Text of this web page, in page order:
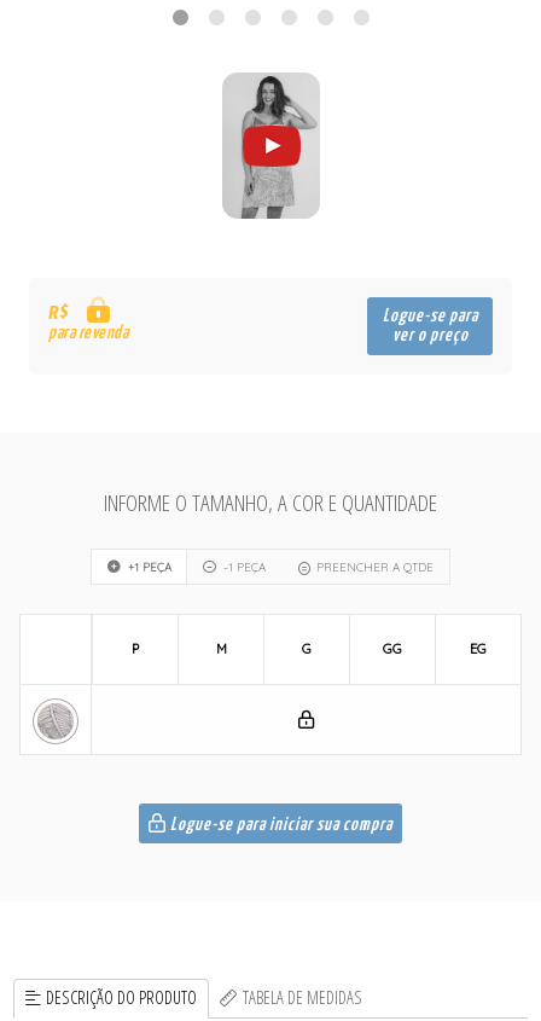
R$
para revenda
Logue-se para
ver o preço
INFORME O TAMANHO, A COR E QUANTIDADE
+1 PEÇA -1 PEÇA PREENCHER A QTDE
P M G GG EG
Logue-se para iniciar sua compra
DESCRIÇÃO DO PRODUTO TABELA DE MEDIDAS